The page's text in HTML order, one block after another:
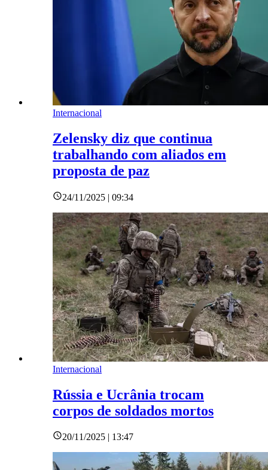
Internacional
Zelensky diz que continua
trabalhando com aliados em
proposta de paz
24/11/2025 | 09:34
Internacional
Rússia e Ucrânia trocam
corpos de soldados mortos
20/11/2025 | 13:47